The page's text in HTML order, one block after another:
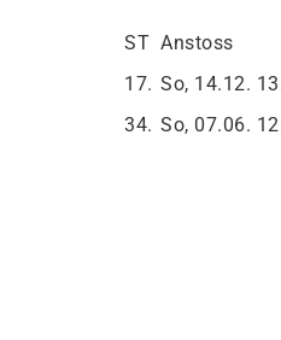
ST Anstoss
17. So, 14.12.
34. So, 07.06.